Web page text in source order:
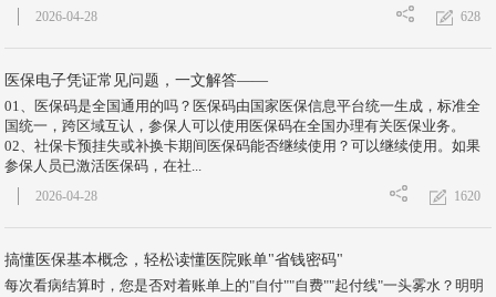
628
2026-04-28
医保电子凭证常见问题，一文解答——
01、医保码是全国通用的吗？医保码由国家医保信息平台统一生成，标准全
国统一，跨区域互认，参保人可以使用医保码在全国办理有关医保业务。
02、社保卡预挂失或补换卡期间医保码能否继续使用？可以继续使用。如果
参保人员已激活医保码，在社...
1620
2026-04-28
搞懂医保基本概念，轻松读懂医院账单"省钱密码"
每次看病结算时，您是否对着账单上的"自付""自费""起付线"一头雾水？明明